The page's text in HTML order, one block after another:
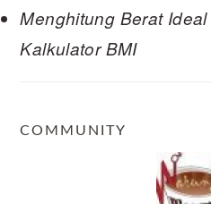
Menghitung Berat
Kalkulator BMI
COMMUNITY